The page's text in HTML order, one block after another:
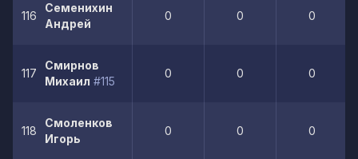
116
Семенихин
Андрей
0 0 0
117
Смирнов
Михаил #115
0 0 0
118
Смоленков
Игорь
0 0 0